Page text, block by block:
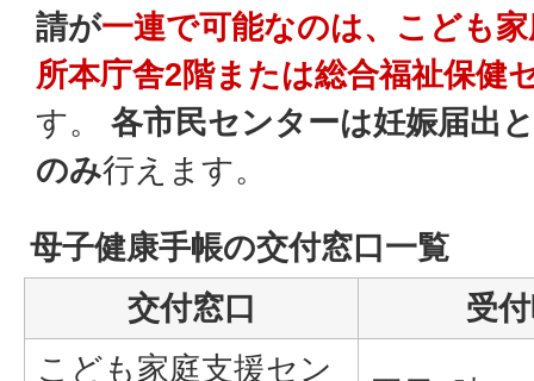
請が一連で可能なのは、こども
所本庁舎2階または総合福祉保健
す。 各市民センターは妊娠届出
のみ行えます。
母子健康手帳の交付窓口一覧
交付窓口
受
こども家庭支援セン